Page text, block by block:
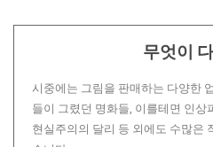
무엇이
시중에는 그림을 판매하는 다양한
들이 그렸던 명화들, 이를테면 인상
현실주의의 달리 등 외에도 수많은